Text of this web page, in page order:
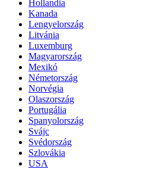
Hollandia
Kanada
Lengyelország
Litvánia
Luxemburg
Magyarország
Mexikó
Németország
Norvégia
Olaszország
Portugália
Spanyolország
Svájc
Svédország
Szlovákia
USA